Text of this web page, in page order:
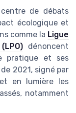
de débats
écologique et
comme la Ligue
dénoncent
pratique et ses
2021, signé par
en lumière les
notamment